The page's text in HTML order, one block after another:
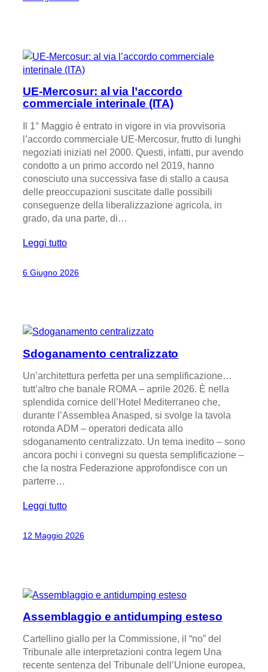
UE-Mercosur: al via l’accordo
commerciale interinale (ITA)
Il 1° Maggio è entrato in vigore in via provvisoria
l’accordo commerciale UE-Mercosur, frutto di lunghi
negoziati iniziati nel 2000. Questi, infatti, pur avendo
condotto a un primo accordo nel 2019, hanno
conosciuto una successiva fase di stallo a causa
delle preoccupazioni suscitate dalle possibili
conseguenze della liberalizzazione agricola, in
grado, da una parte, di…
Leggi tutto
6 Giugno 2026
Sdoganamento centralizzato
Un’architettura perfetta per una semplificazione…
tutt’altro che banale ROMA – aprile 2026. È nella
splendida cornice dell’Hotel Mediterraneo che,
durante l’Assemblea Anasped, si svolge la tavola
rotonda ADM – operatori dedicata allo
sdoganamento centralizzato. Un tema inedito – sono
ancora pochi i convegni su questa semplificazione –
che la nostra Federazione approfondisce con un
parterre…
Leggi tutto
12 Maggio 2026
Assemblaggio e antidumping esteso
Cartellino giallo per la Commissione, il “no” del
Tribunale alle interpretazioni contra legem Una
recente sentenza del Tribunale dell’Unione europea,